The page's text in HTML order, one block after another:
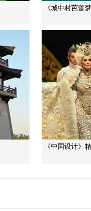
《城中村芭蕾梦
《中国设计》